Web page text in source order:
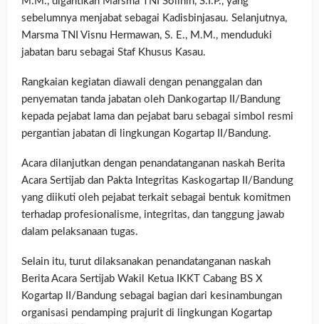
sebelumnya menjabat sebagai Kadisbinjasau. Selanjutnya,
Marsma TNI Visnu Hermawan, S. E., M.M., menduduki
jabatan baru sebagai Staf Khusus Kasau.
Rangkaian kegiatan diawali dengan penanggalan dan
penyematan tanda jabatan oleh Dankogartap II/Bandung
kepada pejabat lama dan pejabat baru sebagai simbol resmi
pergantian jabatan di lingkungan Kogartap II/Bandung.
Acara dilanjutkan dengan penandatanganan naskah Berita
Acara Sertijab dan Pakta Integritas Kaskogartap II/Bandung
yang diikuti oleh pejabat terkait sebagai bentuk komitmen
terhadap profesionalisme, integritas, dan tanggung jawab
dalam pelaksanaan tugas.
Selain itu, turut dilaksanakan penandatanganan naskah
Berita Acara Sertijab Wakil Ketua IKKT Cabang BS X
Kogartap II/Bandung sebagai bagian dari kesinambungan
organisasi pendamping prajurit di lingkungan Kogartap